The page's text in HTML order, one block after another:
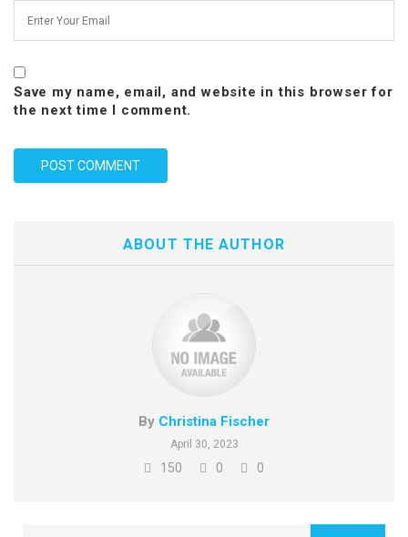
Save my name, email, and website in this browser for
the next time I comment.
ABOUT THE AUTHOR
By Christina Fischer
April 30, 2023
150 0 0